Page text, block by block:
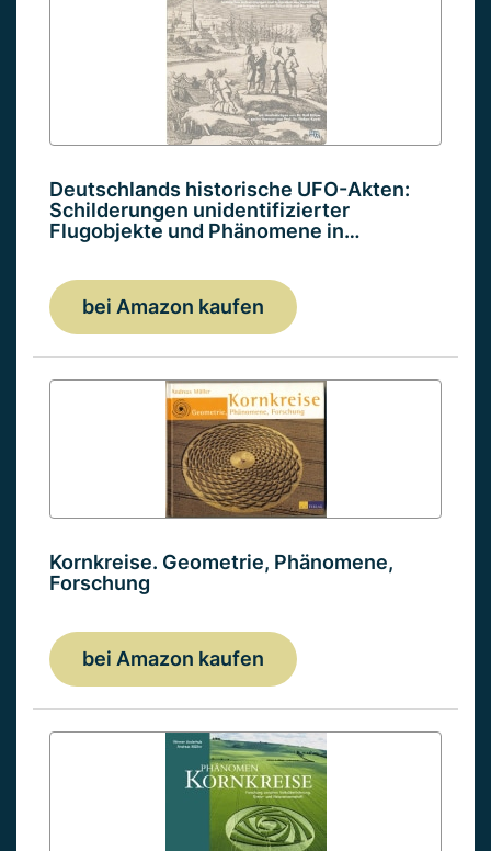
Deutschlands historische UFO-Akten:
Schilderungen unidentifizierter
Flugobjekte und Phänomene in…
bei Amazon kaufen
Kornkreise. Geometrie, Phänomene,
Forschung
bei Amazon kaufen